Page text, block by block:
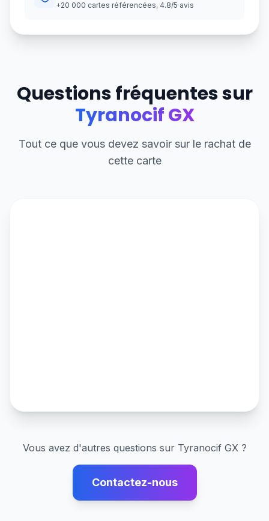
+20 000 cartes référencées, 4.8/5 avis
Questions fréquentes sur
Tyranocif GX
Tout ce que vous devez savoir sur le rachat de
cette carte
Vous avez d'autres questions sur Tyranocif GX?
Contactez-nous